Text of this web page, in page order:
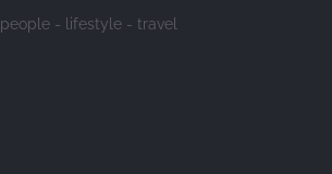
people - lifestyle - travel